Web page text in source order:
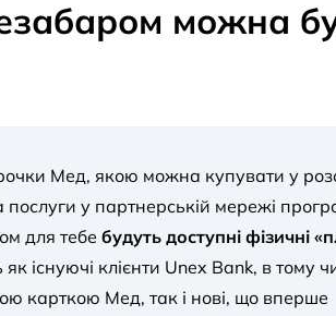
можна
Мед, якою можна купувати у
послуги у партнерській мережі
для тебе будуть доступні фізичні
існуючі клієнти Unex Bank, в тому
карткою Мед, так і нові, що вперше